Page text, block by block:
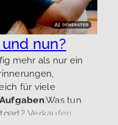
nun?
mehr als nur ein
für viele
.Was tun
Verkaufen,